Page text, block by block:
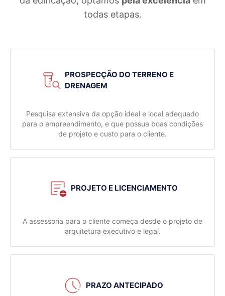
todas etapas.
PROSPECÇÃO DO TERRENO E
DRENAGEM
Pesquisa extensiva da opção ideal e local adequado
para o empreendimento, e que possua boas condições
de projeto e custo para o cliente.
PROJETO E LICENCIAMENTO
A assessoria para o cliente começa desde o projeto de
arquitetura executivo e legal.
PRAZO ANTECIPADO